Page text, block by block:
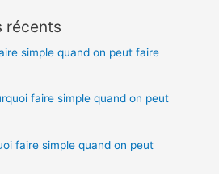
récents
simple quand on peut faire
faire simple quand on peut
faire simple quand on peut